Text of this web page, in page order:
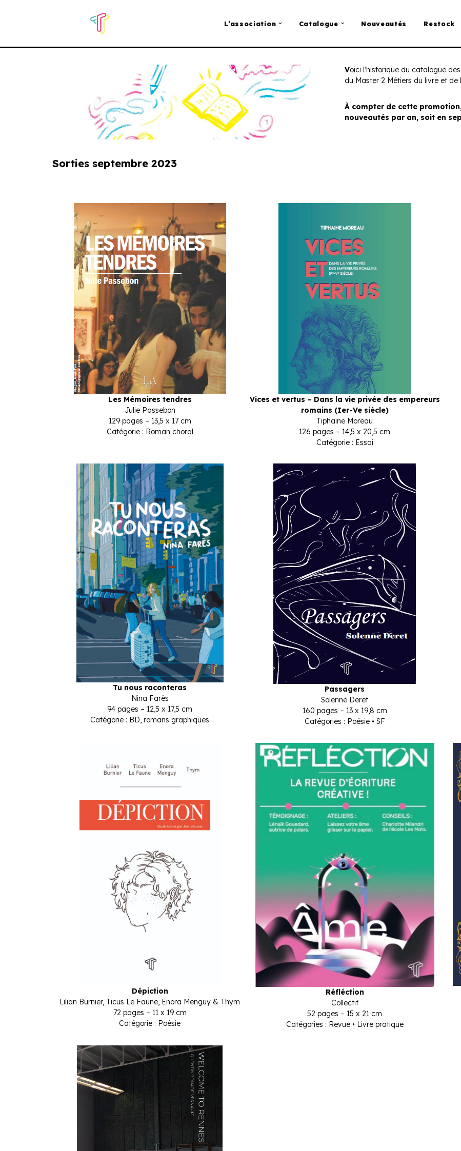
contenu
L’association Catalogue Nouveautés Restock
Voici l’historique du catalogue
du Master 2 Métiers du livre et de
À compter de cette
nouveautés par an, soit en
Sorties septembre 2023
Les Mémoires tendres
Julie Passebon
129 pages – 13,5 x 17 cm
Catégorie : Roman choral
Vices et vertus – Dans la vie privée des empereurs
romains (Ier-Ve siècle)
Tiphaine Moreau
126 pages – 14,5 x 20,5 cm
Catégorie : Essai
Tu nous raconteras
Nina Farès
94 pages – 12,5 x 17,5 cm
Catégorie : BD, romans graphiques
Passagers
Solenne Deret
160 pages – 13 x 19,8 cm
Catégories : Poésie • SF
Dépiction
Lilian Burnier, Ticus Le Faune, Enora Menguy & Thym
72 pages – 11 x 19 cm
Catégorie : Poésie
Réfléction
Collectif
52 pages – 15 x 21 cm
Catégories : Revue • Livre pratique